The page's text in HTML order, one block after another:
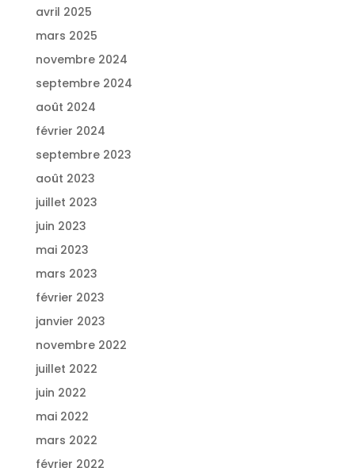
avril 2025
mars 2025
novembre 2024
septembre 2024
août 2024
février 2024
septembre 2023
août 2023
juillet 2023
juin 2023
mai 2023
mars 2023
février 2023
janvier 2023
novembre 2022
juillet 2022
juin 2022
mai 2022
mars 2022
février 2022